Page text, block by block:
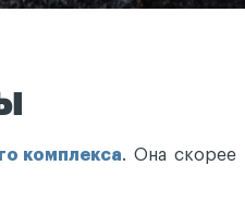
комплекса. Она скорее